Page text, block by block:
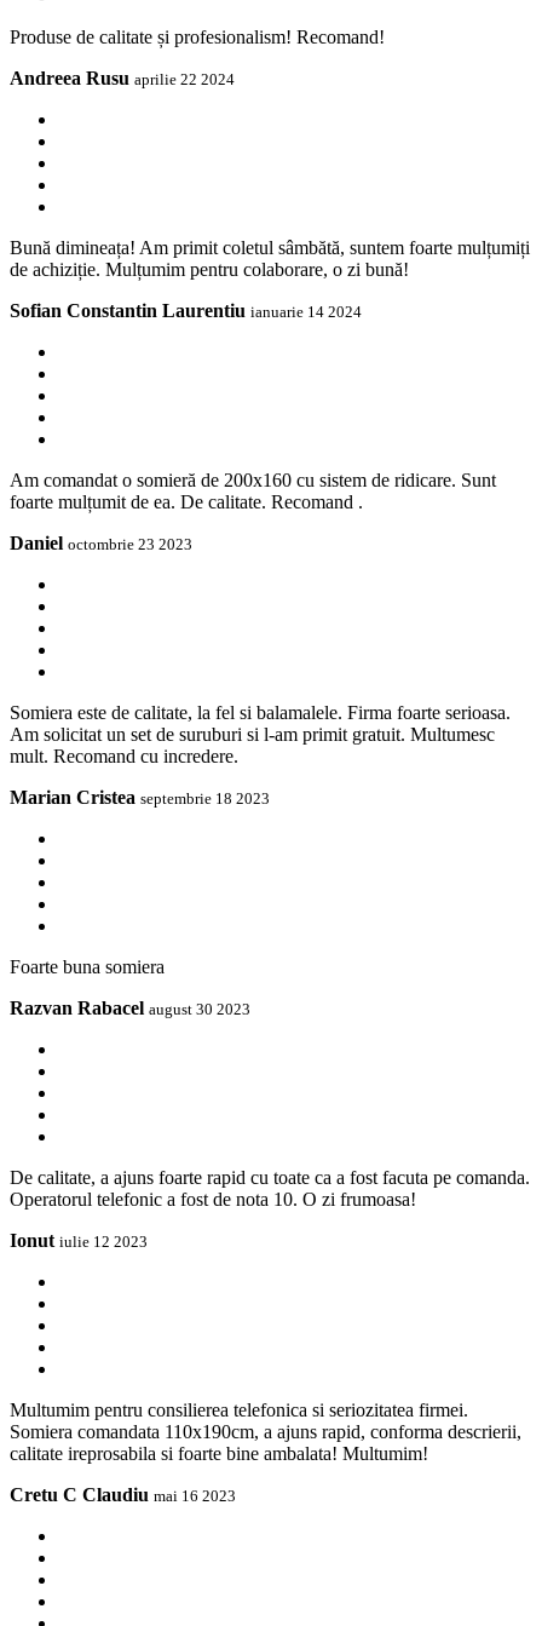
Produse de calitate și profesionalism! Recomand!
Andreea Rusu aprilie 22 2024
Bună dimineața! Am primit coletul sâmbătă, suntem foarte mulțumiți
de achiziție. Mulțumim pentru colaborare, o zi bună!
Sofian Constantin Laurentiu ianuarie 14 2024
Am comandat o somieră de 200x160 cu sistem de ridicare. Sunt
foarte mulțumit de ea. De calitate. Recomand .
Daniel octombrie 23 2023
Somiera este de calitate, la fel si balamalele. Firma foarte serioasa.
Am solicitat un set de suruburi si l-am primit gratuit. Multumesc
mult. Recomand cu incredere.
Marian Cristea septembrie 18 2023
Foarte buna somiera
Razvan Rabacel august 30 2023
De calitate, a ajuns foarte rapid cu toate ca a fost facuta pe comanda.
Operatorul telefonic a fost de nota 10. O zi frumoasa!
Ionut iulie 12 2023
Multumim pentru consilierea telefonica si seriozitatea firmei.
Somiera comandata 110x190cm, a ajuns rapid, conforma descrierii,
calitate ireprosabila si foarte bine ambalata! Multumim!
Cretu C Claudiu mai 16 2023